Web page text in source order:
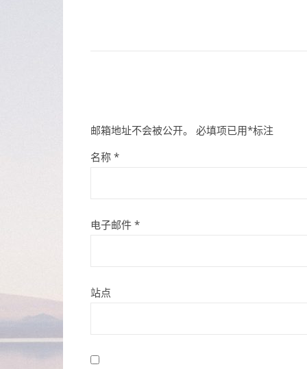
邮箱地址不会被公开。 必填项已用*标注
名称 *
电子邮件 *
站点